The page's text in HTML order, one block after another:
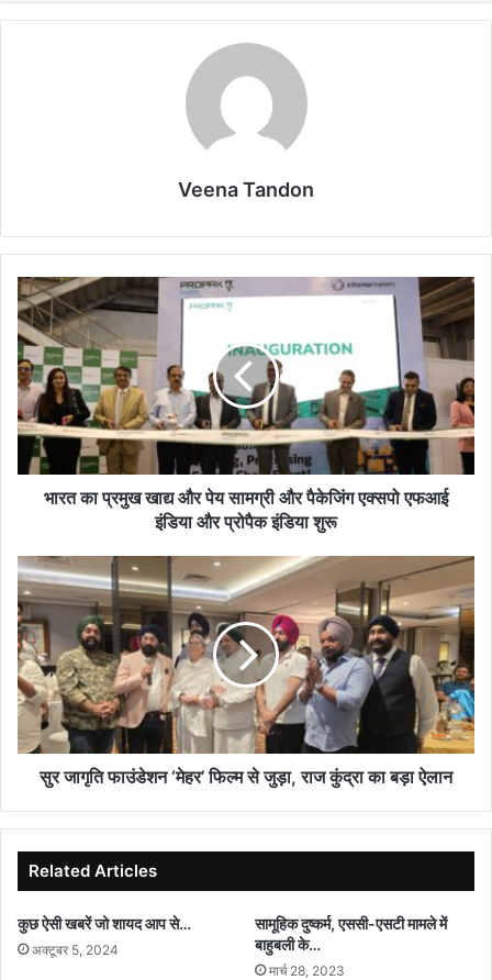
Veena Tandon
भारत
का
प्रमुख
खाद्य
और
पेय
सामग्री
और
पैकेजिंग
एक्सपो
और
प्रोपैक
इंडिया
शुरू
भारत का प्रमुख खाद्य और पेय सामग्री और पैकेजिंग एक्सपो एफआई
इंडिया और प्रोपैक इंडिया शुरू
सुर
जागृति
फाउंडेशन
‘मेहर’
फिल्म
से
जुड़ा,
कुंद्रा
सुर जागृति फाउंडेशन ‘मेहर’ फिल्म से जुड़ा, राज कुंद्रा का बड़ा ऐलान
Related Articles
कुछ ऐसी खबरें जो शायद आप से…
अक्टूबर 5, 2024
सामूहिक दुष्कर्म, एससी-एसटी मामले में
बाहुबली के…
मार्च 28, 2023